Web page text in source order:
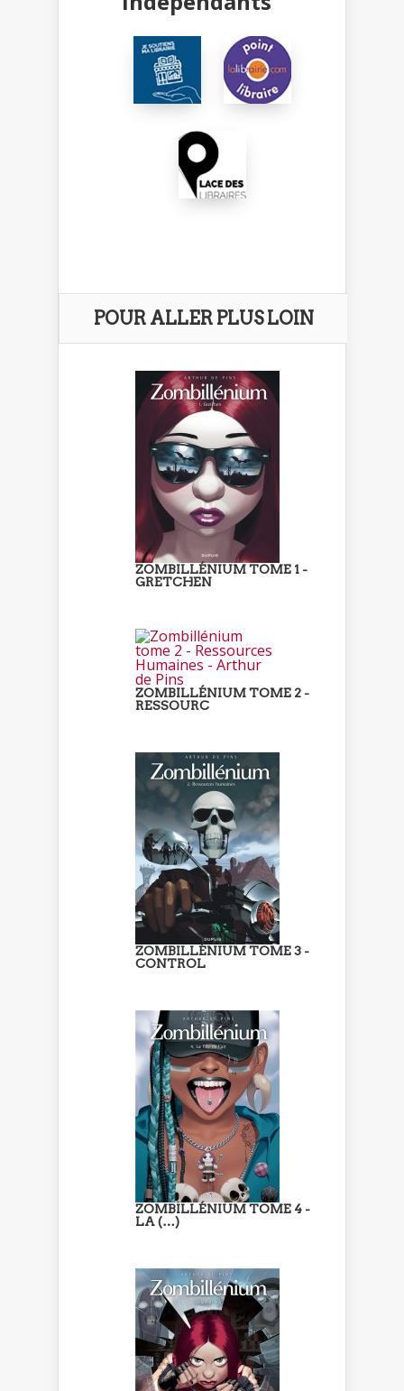
POUR ALLER PLUS LOIN
ZOMBILLÉNIUM TOME 1 -
GRETCHEN
ZOMBILLÉNIUM TOME 2 -
RESSOURC
ZOMBILLÉNIUM TOME 3 -
CONTROL
ZOMBILLÉNIUM TOME 4 -
LA (…)